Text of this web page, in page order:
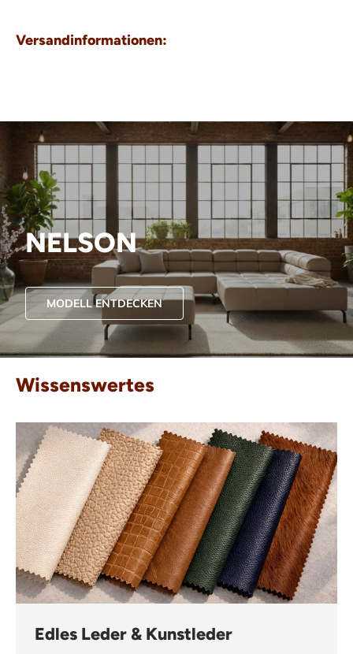
Versandinformationen:
NELSON
MODELL ENTDECKEN
Wissenswertes
Edles Leder & Kunstleder